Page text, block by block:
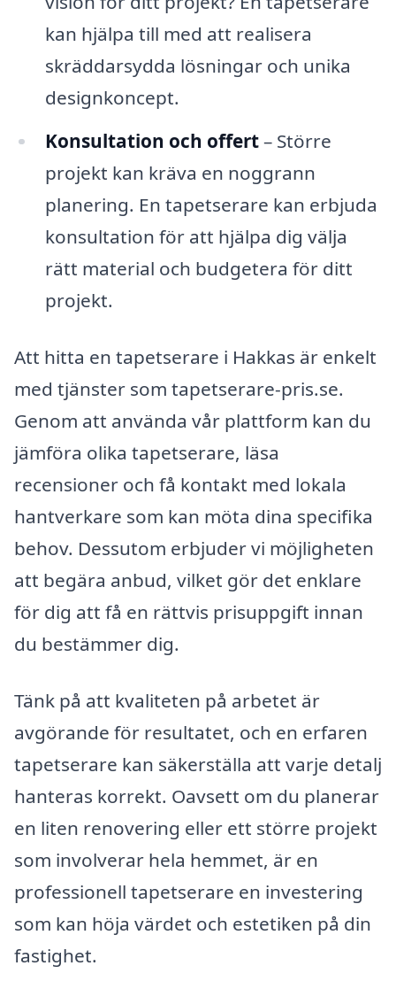
kan hjälpa till med att realisera
skräddarsydda lösningar och unika
designkoncept.
Konsultation och offert– Större
projekt kan kräva en noggrann
planering. En tapetserare kan erbjuda
konsultation för att hjälpa dig välja
rätt material och budgetera för ditt
projekt.
Att hitta en tapetserare i Hakkas är enkelt
med tjänster som tapetserare-pris.se.
Genom att använda vår plattform kan du
jämföra olika tapetserare, läsa
recensioner och få kontakt med lokala
hantverkare som kan möta dina specifika
behov. Dessutom erbjuder vi möjligheten
att begära anbud, vilket gör det enklare
för dig att få en rättvis prisuppgift innan
du bestämmer dig.
Tänk på att kvaliteten på arbetet är
avgörande för resultatet, och en erfaren
tapetserare kan säkerställa att varje detalj
hanteras korrekt. Oavsett om du planerar
en liten renovering eller ett större projekt
som involverar hela hemmet, är en
professionell tapetserare en investering
som kan höja värdet och estetiken på din
fastighet.